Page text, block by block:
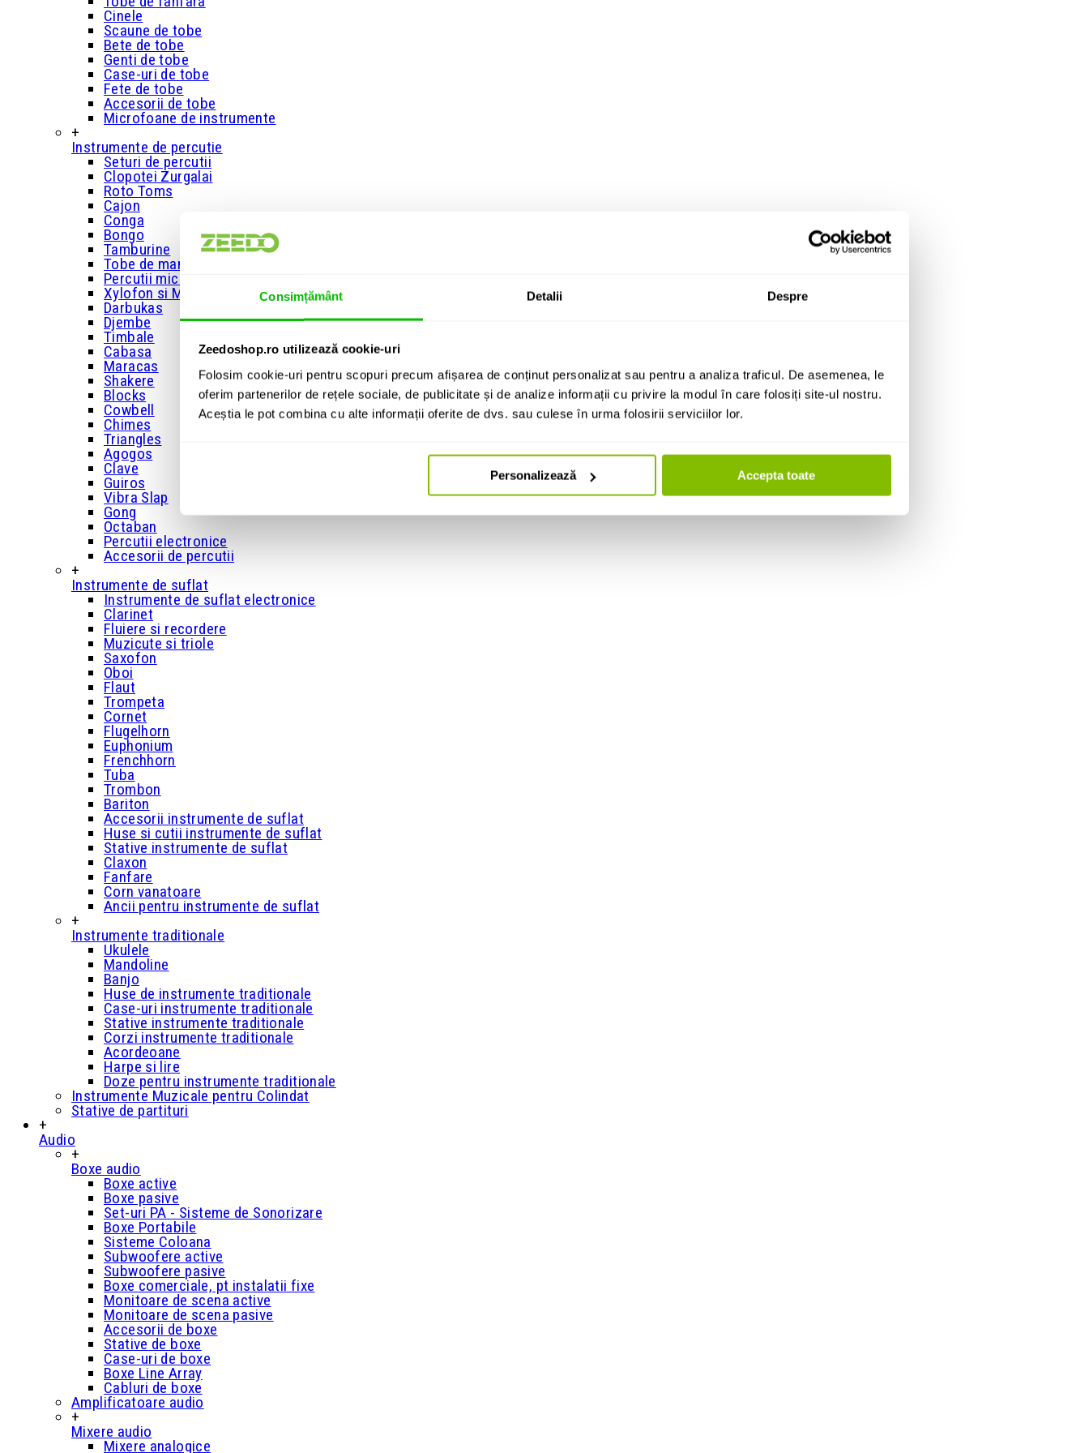
Consimțământ Detalii Despre
Zeedoshop.ro utilizează cookie-uri
Folosim cookie-uri pentru scopuri precum afișarea de conținut personalizat sau pentru a analiza traficul. De asemenea, le
oferim partenerilor de rețele sociale, de publicitate și de analize informații cu privire la modul în care folosiți site-ul nostru.
Aceștia le pot combina cu alte informații oferite de dvs. sau culese în urma folosirii serviciilor lor.
Personalizează Accepta toate
Cinele
Scaune de tobe
Bete de tobe
Genti de tobe
Case-uri de tobe
Fete de tobe
Accesorii de tobe
Microfoane de instrumente
+
Instrumente de percutie
Seturi de percutii
Clopotei Zurgalai
Roto Toms
Cajon
Conga
Bongo
Tamburine
Tobe de mana
Percutii mici
Xylofon si Metalofon
Darbukas
Djembe
Timbale
Cabasa
Maracas
Shakere
Blocks
Cowbell
Chimes
Triangles
Agogos
Clave
Guiros
Vibra Slap
Gong
Octaban
Percutii electronice
Accesorii de percutii
+
Instrumente de suflat
Instrumente de suflat electronice
Clarinet
Fluiere si recordere
Muzicute si triole
Saxofon
Oboi
Flaut
Trompeta
Cornet
Flugelhorn
Euphonium
Frenchhorn
Tuba
Trombon
Bariton
Accesorii instrumente de suflat
Huse si cutii instrumente de suflat
Stative instrumente de suflat
Claxon
Fanfare
Corn vanatoare
Ancii pentru instrumente de suflat
+
Instrumente traditionale
Ukulele
Mandoline
Banjo
Huse de instrumente traditionale
Case-uri instrumente traditionale
Stative instrumente traditionale
Corzi instrumente traditionale
Acordeoane
Harpe si lire
Doze pentru instrumente traditionale
Instrumente Muzicale pentru Colindat
Stative de partituri
+
Audio
+
Boxe audio
Boxe active
Boxe pasive
Set-uri PA - Sisteme de Sonorizare
Boxe Portabile
Sisteme Coloana
Subwoofere active
Subwoofere pasive
Boxe comerciale, pt instalatii fixe
Monitoare de scena active
Monitoare de scena pasive
Accesorii de boxe
Stative de boxe
Case-uri de boxe
Boxe Line Array
Cabluri de boxe
Amplificatoare audio
+
Mixere audio
Mixere analogice